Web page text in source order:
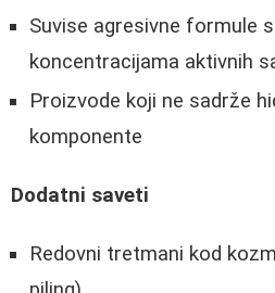
Suvise agresivne formule
koncentracijama aktivnih
Proizvode koji ne sadrže
komponente
Dodatni saveti
Redovni tretmani kod